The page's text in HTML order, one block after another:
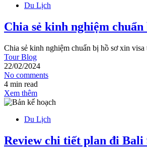
Du Lịch
Chia sẻ kinh nghiệm
Chia sẻ kinh nghiệm chuẩn bị hồ sơ xin
Tour Blog
22/02/2024
No comments
4 min read
Xem thêm
Du Lịch
Review chi tiết plan đi